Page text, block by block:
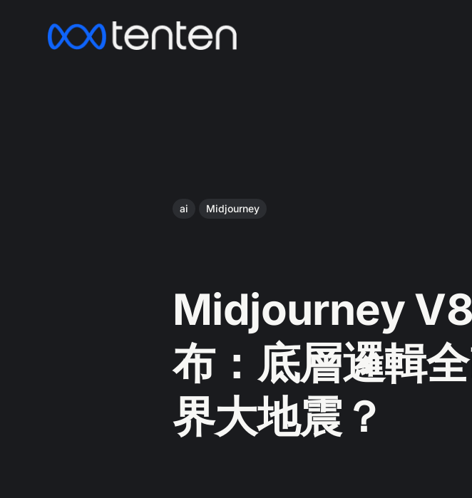
ai Midjourney
Midjourney
布：底層邏輯
界大地震？